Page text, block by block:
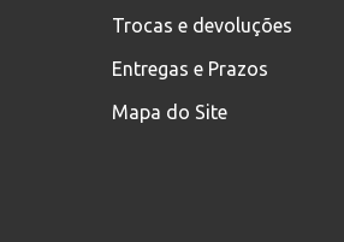
Trocas e devoluções
Entregas e Prazos
Mapa do Site